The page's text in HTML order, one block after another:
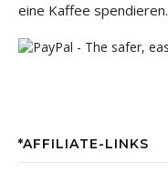
eine Kaffee spendieren.
*AFFILIATE-LINKS